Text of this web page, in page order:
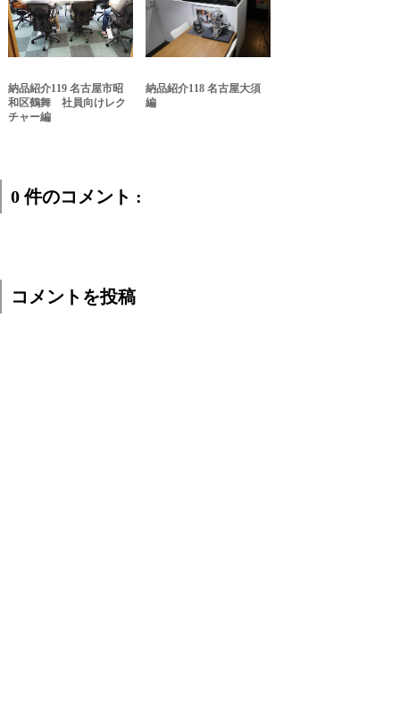
納品紹介119 名古屋市昭
和区鶴舞 社員向けレク
チャー編
納品紹介118 名古屋大須
編
0 件のコメント :
コメントを投稿